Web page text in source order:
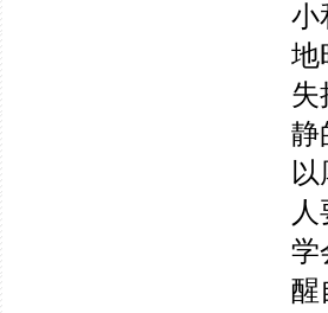
小
地
失
静
学
醒